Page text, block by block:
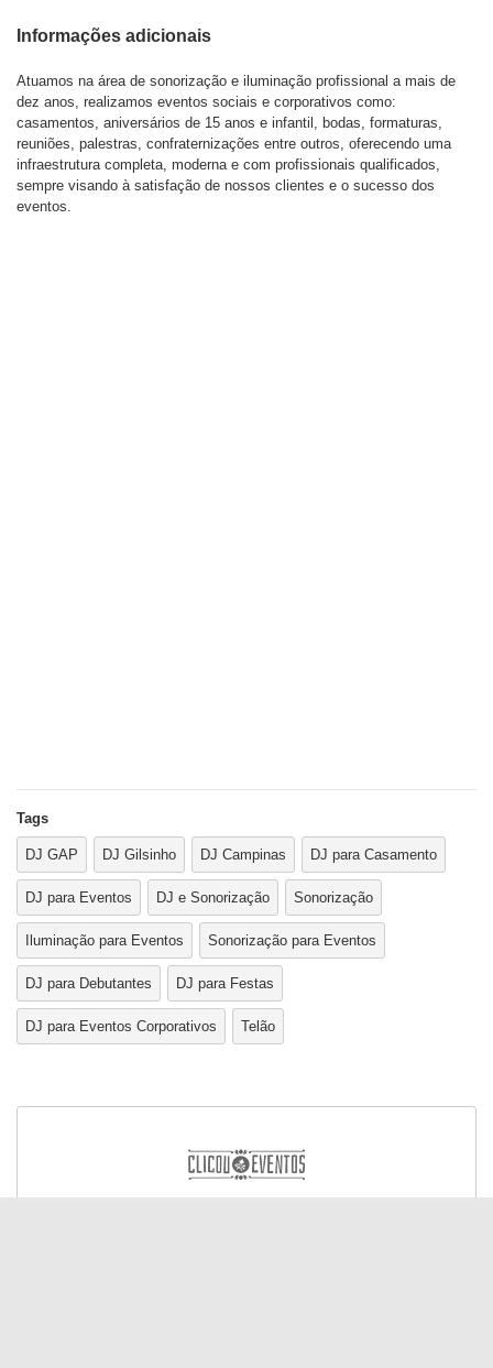
Informações adicionais
Atuamos na área de sonorização e iluminação profissional a mais de
dez anos, realizamos eventos sociais e corporativos como:
casamentos, aniversários de 15 anos e infantil, bodas, formaturas,
reuniões, palestras, confraternizações entre outros, oferecendo uma
infraestrutura completa, moderna e com profissionais qualificados,
sempre visando à satisfação de nossos clientes e o sucesso dos
eventos.
Tags
DJ GAP DJ Gilsinho DJ Campinas DJ para Casamento
DJ para Eventos DJ e Sonorização Sonorização
Iluminação para Eventos Sonorização para Eventos
DJ para Debutantes DJ para Festas
DJ para Eventos Corporativos Telão